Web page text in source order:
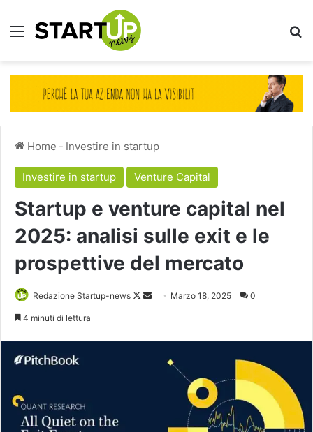
Menu
Home - Investire in startup
Investire in startup Venture Capital
Startup e venture capital nel
2025: analisi sulle exit e le
prospettive del mercato
Redazione Startup-news
Follow
Invia Marzo 18, 2025 0
4 minuti di lettura